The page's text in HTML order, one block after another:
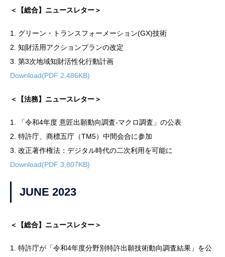
＜【総合】ニュースレター＞
1. グリーン・トランスフォーメーション(GX)技術
2. 知財活用アクションプランの改定
3. 第3次地域知財活性化行動計画
Download(PDF 2,486KB)
＜【法務】ニュースレター＞
1. 「令和4年度 意匠出願動向調査-マクロ調査」の公表
2. 特許庁、商標五庁（TM5）中間会合に参加
3. 改正著作権法：デジタル時代の二次利用を可能に
Download(PDF 3,807KB)
JUNE 2023
＜【総合】ニュースレター＞
1. 特許庁が「令和4年度分野別特許出願技術動向調査結果」を公